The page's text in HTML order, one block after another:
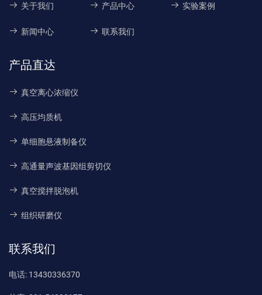
关于我们 产品中心 实验案例
新闻中心 联系我们
产品直达
真空离心浓缩仪
高压均质机
单细胞悬液制备仪
高通量声波基因组剪切仪
真空搅拌脱泡机
组织研磨仪
联系我们
电话: 13430336370